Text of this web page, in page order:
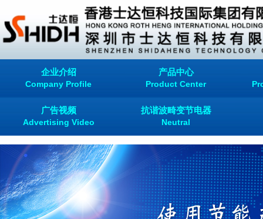
企业介绍
Company Profile
产品中心
Product Center
广告视频
Advertising Video
抗谐波畸变节电器
Neutral